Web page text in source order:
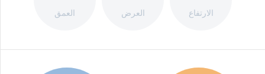
الارتفاع العرض العمق